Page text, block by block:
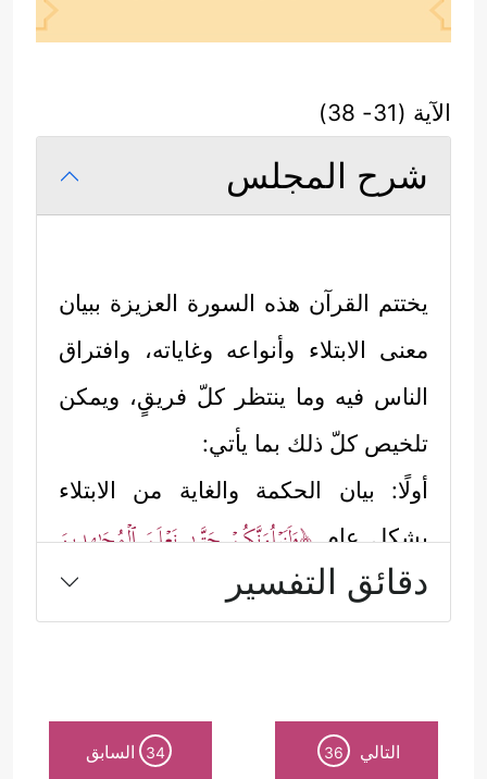
الآية (31- 38)
شرح المجلس
يختتم القرآن هذه السورة العزيزة ببيان
معنى الابتلاء وأنواعه وغاياته، وافتراق
الناس فيه وما ينتظر كلّ فريقٍ، ويمكن
تلخيص كلّ ذلك بما يأتي:
أولًا: بيان الحكمة والغاية من الابتلاء
بشكلٍ عام﴿وَلَنَبۡلُوَنَّكُمۡ حَتَّىٰ نَعۡلَمَ ٱلۡمُجَـٰهِدِینَ
مِنكُمۡ وَٱلصَّـٰبِرِینَ وَنَبۡلُوَاْ أَخۡبَارَكُمۡ﴾
فالتمايز بين
ثانيًا: بيانُ الحكمة من الابتِلاء في مجال
دقائق التفسير
التالي 36
34 السابق